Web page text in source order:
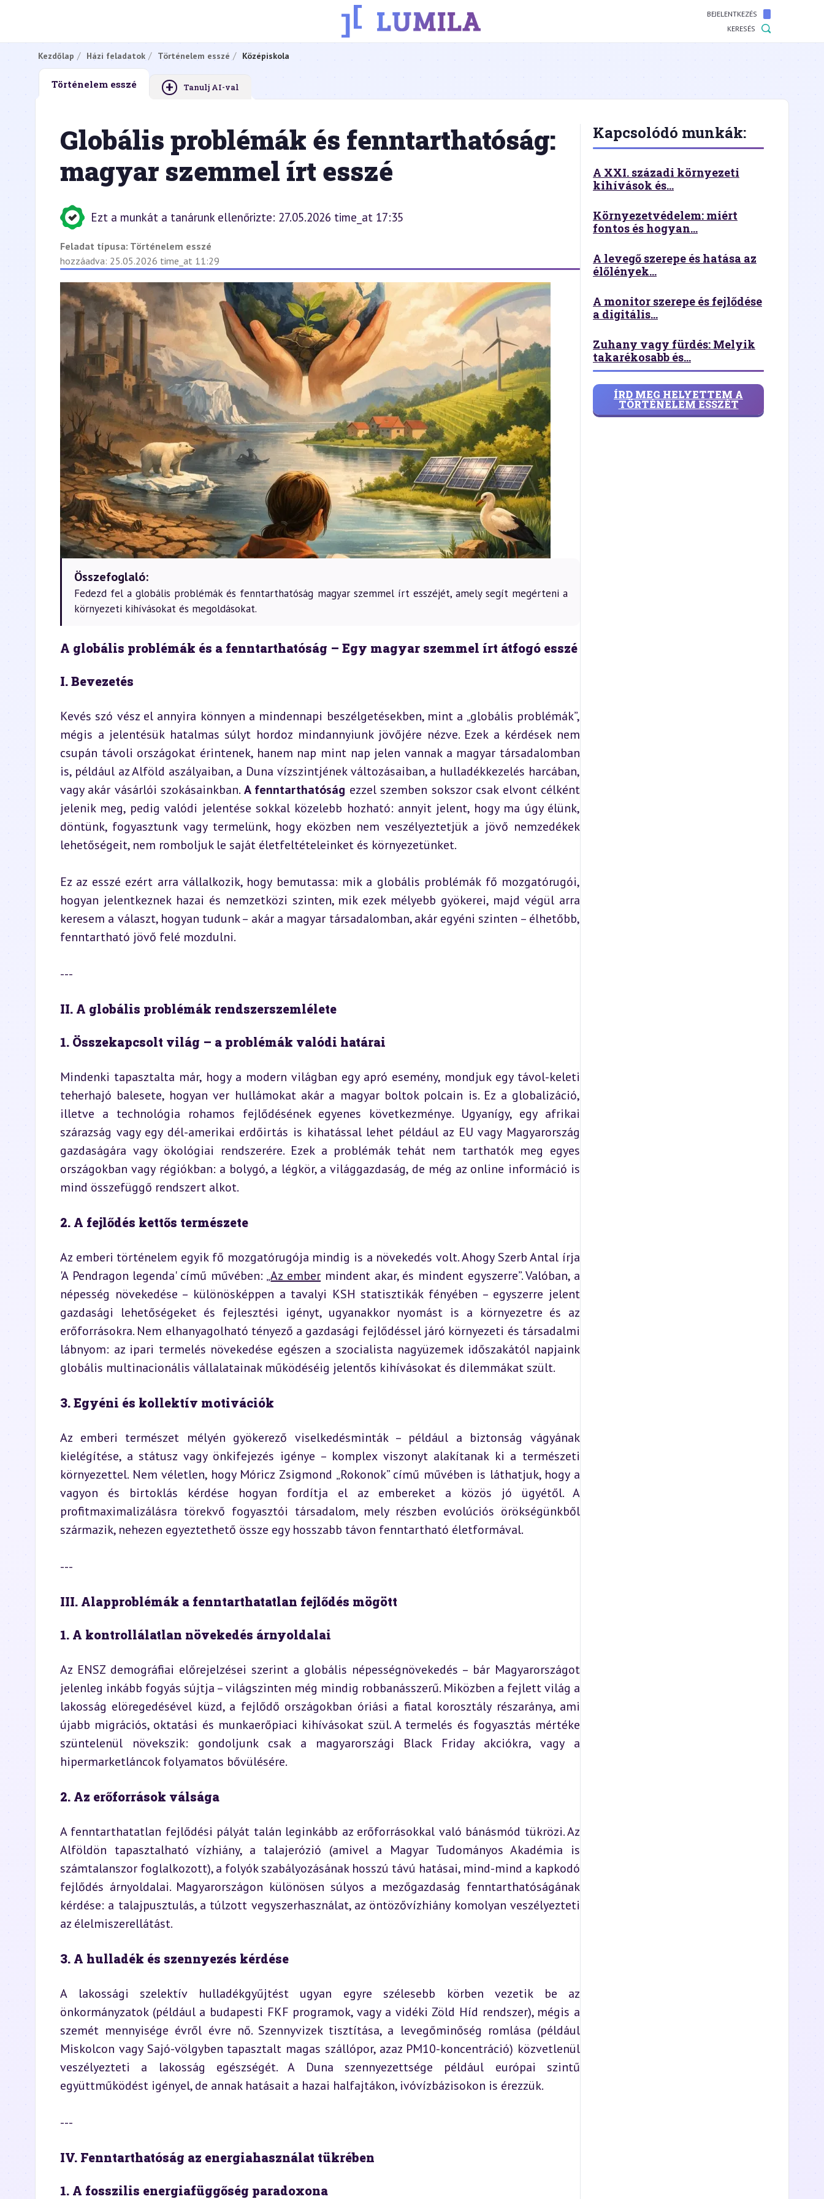
BEJELENTKEZÉS
KERESÉS
Kezdőlap Házi feladatok Történelem esszé Középiskola
Történelem esszé + Tanulj AI-val
Globális problémák és fenntarthatóság:
magyar szemmel írt esszé
Ezt a munkát a tanárunk ellenőrizte: 27.05.2026 time_at 17:35
Feladat típusa: Történelem esszé
hozzáadva: 25.05.2026 time_at 11:29
Összefoglaló:
Fedezd fel a globális problémák és fenntarthatóság magyar szemmel írt esszéjét, amely segít megérteni a
környezeti kihívásokat és megoldásokat.
A globális problémák és a fenntarthatóság – Egy magyar szemmel írt átfogó esszé
I. Bevezetés
Kevés szó vész el annyira könnyen a mindennapi beszélgetésekben, mint a „globális problémák”,
mégis a jelentésük hatalmas súlyt hordoz mindannyiunk jövőjére nézve. Ezek a kérdések nem
csupán távoli országokat érintenek, hanem nap mint nap jelen vannak a magyar társadalomban
is, például az Alföld aszályaiban, a Duna vízszintjének változásaiban, a hulladékkezelés harcában,
vagy akár vásárlói szokásainkban. A fenntarthatóság ezzel szemben sokszor csak elvont célként
jelenik meg, pedig valódi jelentése sokkal közelebb hozható: annyit jelent, hogy ma úgy élünk,
döntünk, fogyasztunk vagy termelünk, hogy eközben nem veszélyeztetjük a jövő nemzedékek
lehetőségeit, nem romboljuk le saját életfeltételeinket és környezetünket.
Ez az esszé ezért arra vállalkozik, hogy bemutassa: mik a globális problémák fő mozgatórugói,
hogyan jelentkeznek hazai és nemzetközi szinten, mik ezek mélyebb gyökerei, majd végül arra
keresem a választ, hogyan tudunk – akár a magyar társadalomban, akár egyéni szinten – élhetőbb,
fenntartható jövő felé mozdulni.
---
II. A globális problémák rendszerszemlélete
1. Összekapcsolt világ – a problémák valódi határai
Mindenki tapasztalta már, hogy a modern világban egy apró esemény, mondjuk egy távol-keleti
teherhajó balesete, hogyan ver hullámokat akár a magyar boltok polcain is. Ez a globalizáció,
illetve a technológia rohamos fejlődésének egyenes következménye. Ugyanígy, egy afrikai
szárazság vagy egy dél-amerikai erdőirtás is kihatással lehet például az EU vagy Magyarország
gazdaságára vagy ökológiai rendszerére. Ezek a problémák tehát nem tarthatók meg egyes
országokban vagy régiókban: a bolygó, a légkör, a világgazdaság, de még az online információ is
mind összefüggő rendszert alkot.
2. A fejlődés kettős természete
Az emberi történelem egyik fő mozgatórugója mindig is a növekedés volt. Ahogy Szerb Antal írja
'A Pendragon legenda' című művében: „Az ember mindent akar, és mindent egyszerre”. Valóban, a
népesség növekedése – különösképpen a tavalyi KSH statisztikák fényében – egyszerre jelent
gazdasági lehetőségeket és fejlesztési igényt, ugyanakkor nyomást is a környezetre és az
erőforrásokra. Nem elhanyagolható tényező a gazdasági fejlődéssel járó környezeti és társadalmi
lábnyom: az ipari termelés növekedése egészen a szocialista nagyüzemek időszakától napjaink
globális multinacionális vállalatainak működéséig jelentős kihívásokat és dilemmákat szült.
3. Egyéni és kollektív motivációk
Az emberi természet mélyén gyökerező viselkedésminták – például a biztonság vágyának
kielégítése, a státusz vagy önkifejezés igénye – komplex viszonyt alakítanak ki a természeti
környezettel. Nem véletlen, hogy Móricz Zsigmond „Rokonok” című művében is láthatjuk, hogy a
vagyon és birtoklás kérdése hogyan fordítja el az embereket a közös jó ügyétől. A
profitmaximalizálásra törekvő fogyasztói társadalom, mely részben evolúciós örökségünkből
származik, nehezen egyeztethető össze egy hosszabb távon fenntartható életformával.
---
III. Alapproblémák a fenntarthatatlan fejlődés mögött
1. A kontrollálatlan növekedés árnyoldalai
Az ENSZ demográfiai előrejelzései szerint a globális népességnövekedés – bár Magyarországot
jelenleg inkább fogyás sújtja – világszinten még mindig robbanásszerű. Miközben a fejlett világ a
lakosság elöregedésével küzd, a fejlődő országokban óriási a fiatal korosztály részaránya, ami
újabb migrációs, oktatási és munkaerőpiaci kihívásokat szül. A termelés és fogyasztás mértéke
szüntelenül növekszik: gondoljunk csak a magyarországi Black Friday akciókra, vagy a
hipermarketláncok folyamatos bővülésére.
2. Az erőforrások válsága
A fenntarthatatlan fejlődési pályát talán leginkább az erőforrásokkal való bánásmód tükrözi. Az
Alföldön tapasztalható vízhiány, a talajerózió (amivel a Magyar Tudományos Akadémia is
számtalanszor foglalkozott), a folyók szabályozásának hosszú távú hatásai, mind-mind a kapkodó
fejlődés árnyoldalai. Magyarországon különösen súlyos a mezőgazdaság fenntarthatóságának
kérdése: a talajpusztulás, a túlzott vegyszerhasználat, az öntözővízhiány komolyan veszélyezteti
az élelmiszerellátást.
3. A hulladék és szennyezés kérdése
A lakossági szelektív hulladékgyűjtést ugyan egyre szélesebb körben vezetik be az
önkormányzatok (például a budapesti FKF programok, vagy a vidéki Zöld Híd rendszer), mégis a
szemét mennyisége évről évre nő. Szennyvizek tisztítása, a levegőminőség romlása (például
Miskolcon vagy Sajó-völgyben tapasztalt magas szállópor, azaz PM10-koncentráció) közvetlenül
veszélyezteti a lakosság egészségét. A Duna szennyezettsége például európai szintű
együttműködést igényel, de annak hatásait a hazai halfajtákon, ivóvízbázisokon is érezzük.
---
IV. Fenntarthatóság az energiahasználat tükrében
1. A fosszilis energiafüggőség paradoxona
Kapcsolódó munkák:
A XXI. századi környezeti
kihívások és...
Környezetvédelem: miért
fontos és hogyan...
A levegő szerepe és hatása az
élőlények...
A monitor szerepe és fejlődése
a digitális...
Zuhany vagy fürdés: Melyik
takarékosabb és...
ÍRD MEG HELYETTEM A
TÖRTÉNELEM ESSZÉT